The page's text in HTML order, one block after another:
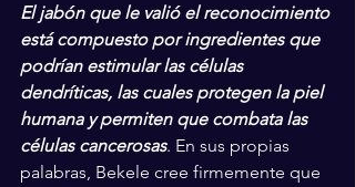
El jabón que le valió el reconocimiento
está compuesto por ingredientes que
podrían estimular las células
dendríticas, las cuales protegen la piel
humana y permiten que combata las
células cancerosas. En sus propias
palabras, Bekele cree firmemente que